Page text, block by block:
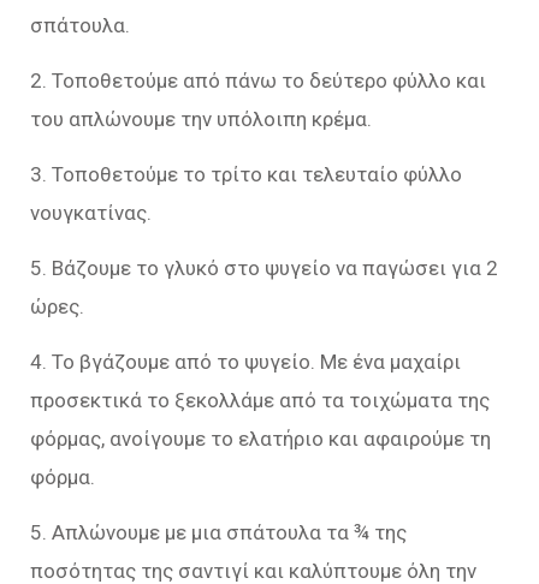
σπάτουλα.
2. Τοποθετούμε από πάνω το δεύτερο φύλλο και
του απλώνουμε την υπόλοιπη κρέμα.
3. Τοποθετούμε το τρίτο και τελευταίο φύλλο
νουγκατίνας.
5. Βάζουμε το γλυκό στο ψυγείο να παγώσει για 2
ώρες.
4. Το βγάζουμε από το ψυγείο. Με ένα μαχαίρι
προσεκτικά το ξεκολλάμε από τα τοιχώματα της
φόρμας, ανοίγουμε το ελατήριο και αφαιρούμε τη
φόρμα.
5. Απλώνουμε με μια σπάτουλα τα ¾ της
ποσότητας της σαντιγί και καλύπτουμε όλη την